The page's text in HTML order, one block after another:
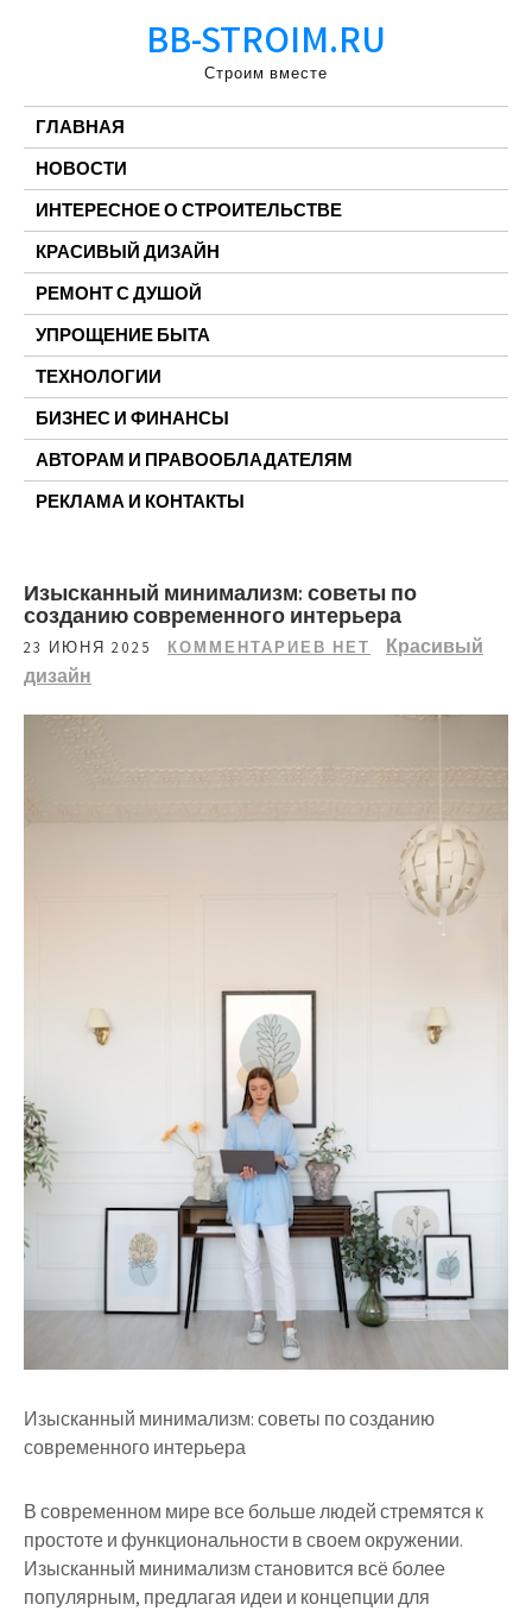
BB-STROIM.RU
Строим вместе
ГЛАВНАЯ
НОВОСТИ
ИНТЕРЕСНОЕ О СТРОИТЕЛЬСТВЕ
КРАСИВЫЙ ДИЗАЙН
РЕМОНТ С ДУШОЙ
УПРОЩЕНИЕ БЫТА
ТЕХНОЛОГИИ
БИЗНЕС И ФИНАНСЫ
АВТОРАМ И ПРАВООБЛАДАТЕЛЯМ
РЕКЛАМА И КОНТАКТЫ
Изысканный минимализм: советы по
созданию современного интерьера
23 ИЮНЯ 2025 КОММЕНТАРИЕВ НЕТ
Красивый
дизайн
Изысканный минимализм: советы по созданию
современного интерьера
В современном мире все больше людей стремятся к
простоте и функциональности в своем окружении.
Изысканный минимализм становится всё более
популярным, предлагая идеи и концепции для